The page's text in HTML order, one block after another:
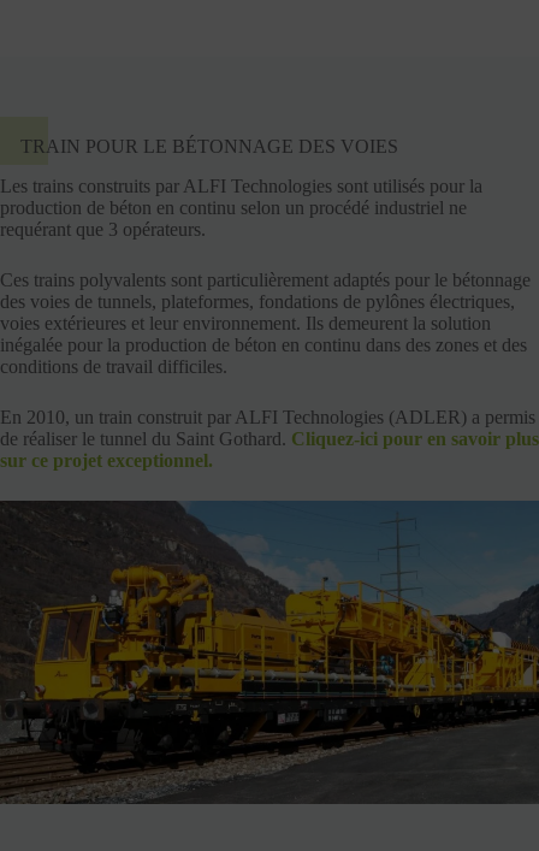
TRAIN POUR LE BÉTONNAGE DES VOIES
Les trains construits par ALFI Technologies sont utilisés pour la
production de béton en continu selon un procédé industriel ne
requérant que 3 opérateurs.
Ces trains polyvalents sont particulièrement adaptés pour le bétonnage
des voies de tunnels, plateformes, fondations de pylônes électriques,
voies extérieures et leur environnement. Ils demeurent la solution
inégalée pour la production de béton en continu dans des zones et des
conditions de travail difficiles.
En 2010, un train construit par ALFI Technologies (ADLER) a permis
de réaliser le tunnel du Saint Gothard. Cliquez-ici pour en savoir plus
sur ce projet exceptionnel.